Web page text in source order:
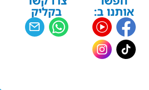
אותנו ב: בקליק